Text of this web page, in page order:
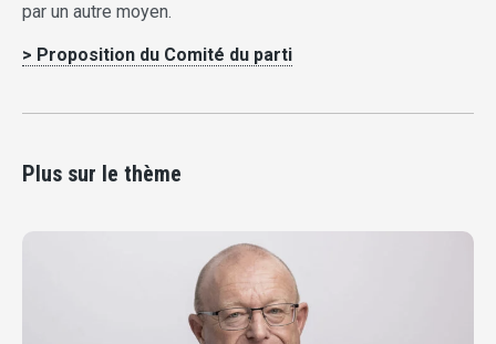
par un autre moyen.
> Proposition du Comité du parti
Plus sur le thème